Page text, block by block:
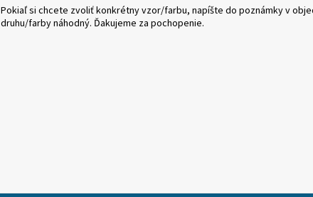
Pokiaľ si chcete zvoliť konkrétny vzor/farbu, napíšte do poznámky v
druhu/farby náhodný. Ďakujeme za pochopenie.